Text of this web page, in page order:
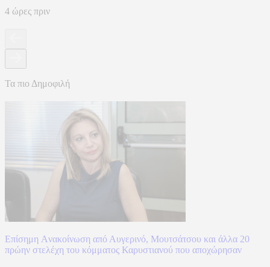
4 ώρες πριν
Τα πιο Δημοφιλή
Επίσημη Aνακοίνωση από Αυγερινό, Μουτσάτσου και άλλα 20
πρώην στελέχη του κόμματος Καρυστιανού που αποχώρησαν